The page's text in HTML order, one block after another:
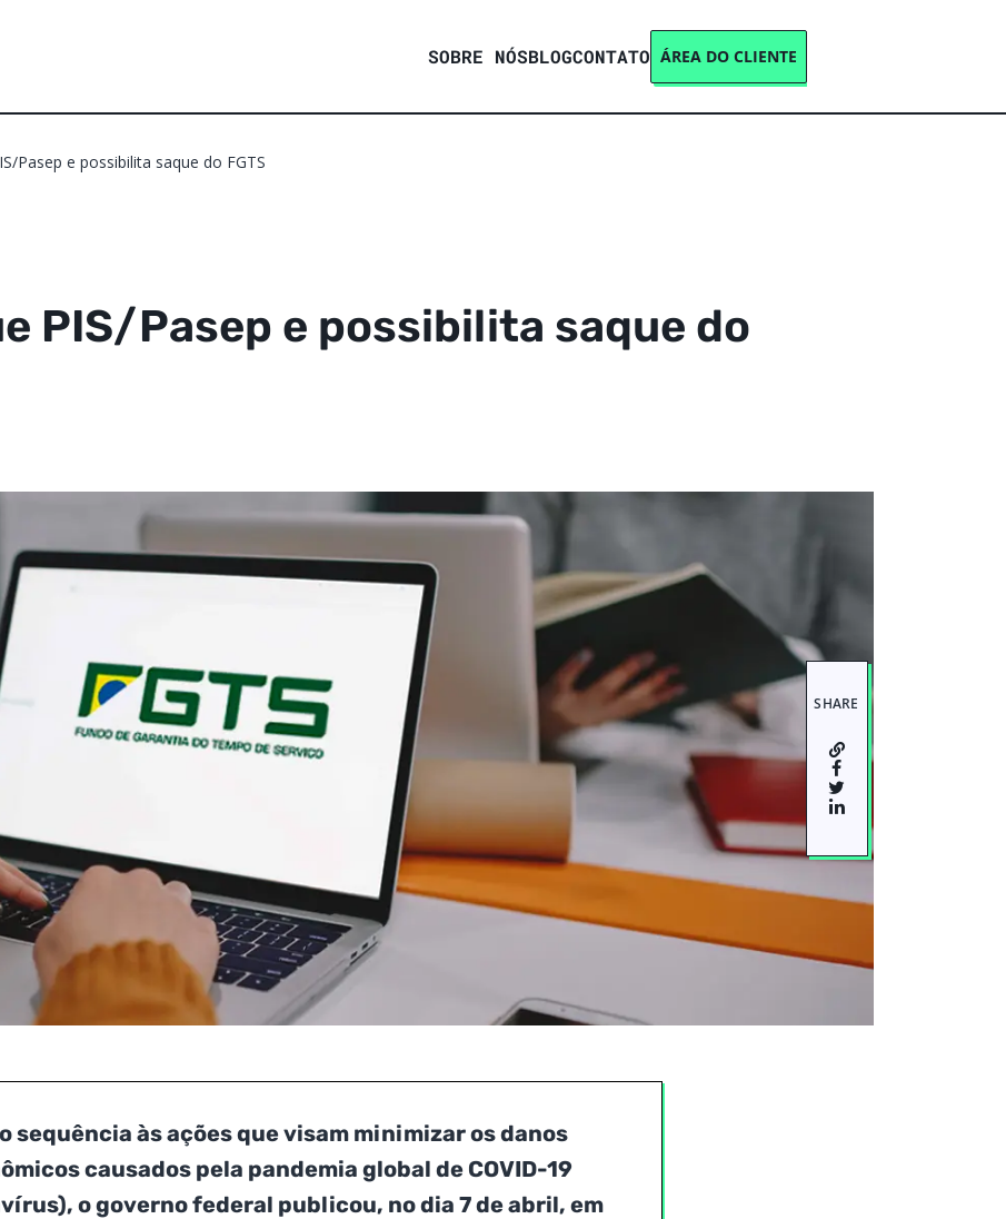
SOBRE NÓSBLOGCONTATO ÁREA DO CLIENTE
Pasep e possibilita saque do FGTS
PIS/Pasep e possibilita saque do
SHARE
sequência às ações que visam minimizar os danos
causados pela pandemia global de COVID-19
o governo federal publicou, no dia 7 de abril, em